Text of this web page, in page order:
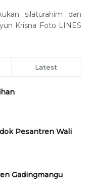
silaturahim dan
Krisna Foto LINES
Latest
Pesantren Wali
Gadingmangu